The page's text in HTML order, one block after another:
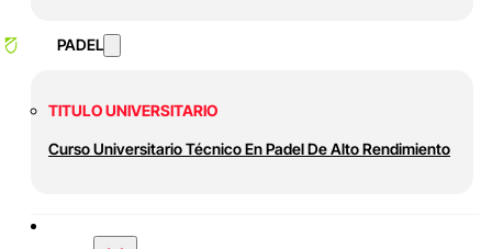
PADEL
TITULO UNIVERSITARIO
Curso Universitario Técnico En Padel De Alto Rendimiento